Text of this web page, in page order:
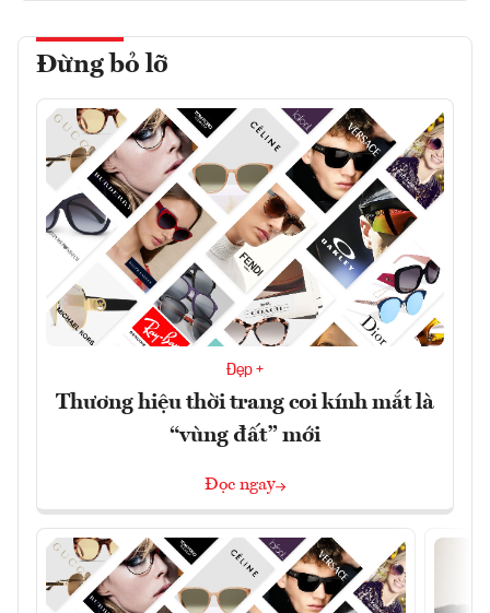
Đừng bỏ lỡ
Đẹp +
Thương hiệu thời trang coi kính mắt là
“vùng đất” mới
Đọc ngay